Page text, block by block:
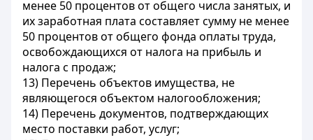
менее 50 процентов от общего числа занятых, и
их заработная плата составляет сумму не менее
50 процентов от общего фонда оплаты труда,
освобождающихся от налога на прибыль и
налога с продаж;
13) Перечень объектов имущества, не
являющегося объектом налогообложения;
14) Перечень документов, подтверждающих
место поставки работ, услуг;